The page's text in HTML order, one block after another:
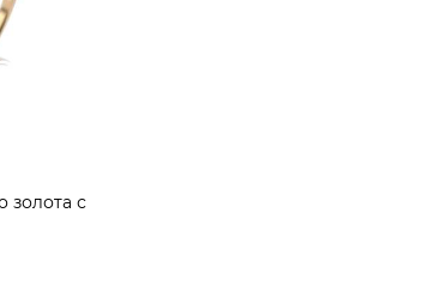
золота с